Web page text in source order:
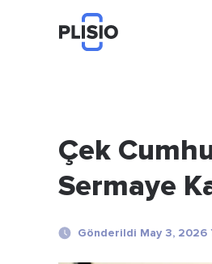
Çek
Sermaye
Gönderildi May 3, 2026